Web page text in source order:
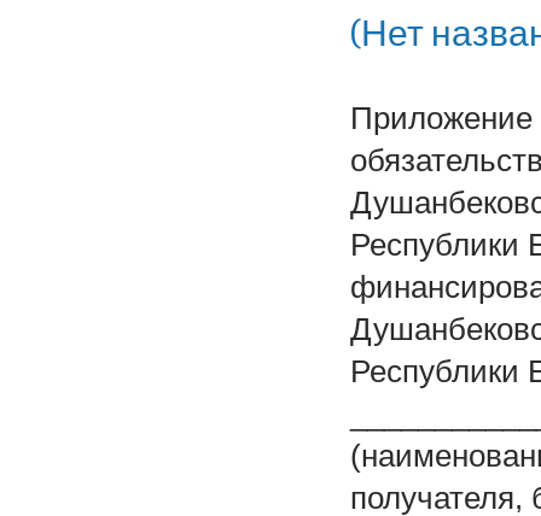
(Нет
Приложение
Республики
Республики
получателя,